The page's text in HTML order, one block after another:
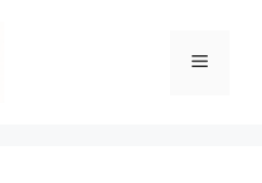
Меню